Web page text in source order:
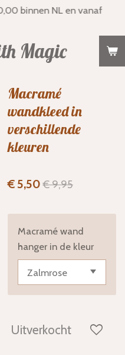
Magic
binnen NL en vanaf
Macramé
wandkleed in
verschillende
kleuren
€ 5,50 € 9,95
Macramé wand
hanger in de kleur
Uitverkocht